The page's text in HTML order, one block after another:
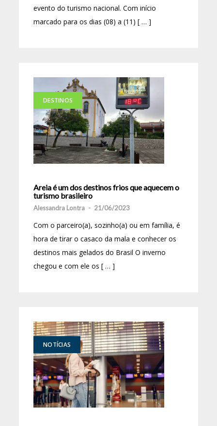
evento do turismo nacional. Com início
marcado para os dias (08) a (11) [ … ]
DESTINOS
Areia é um dos destinos frios que aquecem o
turismo brasileiro
Alessandra Lontra - 21/06/2023
Com o parceiro(a), sozinho(a) ou em família, é
hora de tirar o casaco da mala e conhecer os
destinos mais gelados do Brasil O inverno
chegou e com ele os [ … ]
NOTÍCIAS